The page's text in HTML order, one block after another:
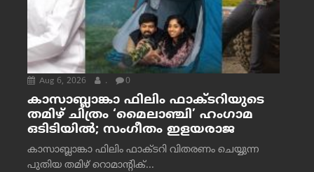
Aug 6, 2026 . 0
കാസാബ്ലാങ്കാ ഫിലിം ഫാക്ടറിയുടെ
തമിഴ് ചിത്രം ‘മൈലാഞ്ചി’ ഹംഗാമ
ഒടിടിയിൽ; സംഗീതം ഇളയരാജ
കാസാബ്ലാങ്കാ ഫിലിം ഫാക്ടറി വിതരണം ചെയ്യുന്ന
പുതിയ തമിഴ് റൊമാന്റിക്...